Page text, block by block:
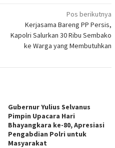
Pos berikutnya
Kerjasama Bareng PP Persis,
Kapolri Salurkan 30 Ribu Sembako
ke Warga yang Membutuhkan
Gubernur Yulius Selvanus
Pimpin Upacara Hari
Bhayangkara ke-80, Apresiasi
Pengabdian Polri untuk
Masyarakat